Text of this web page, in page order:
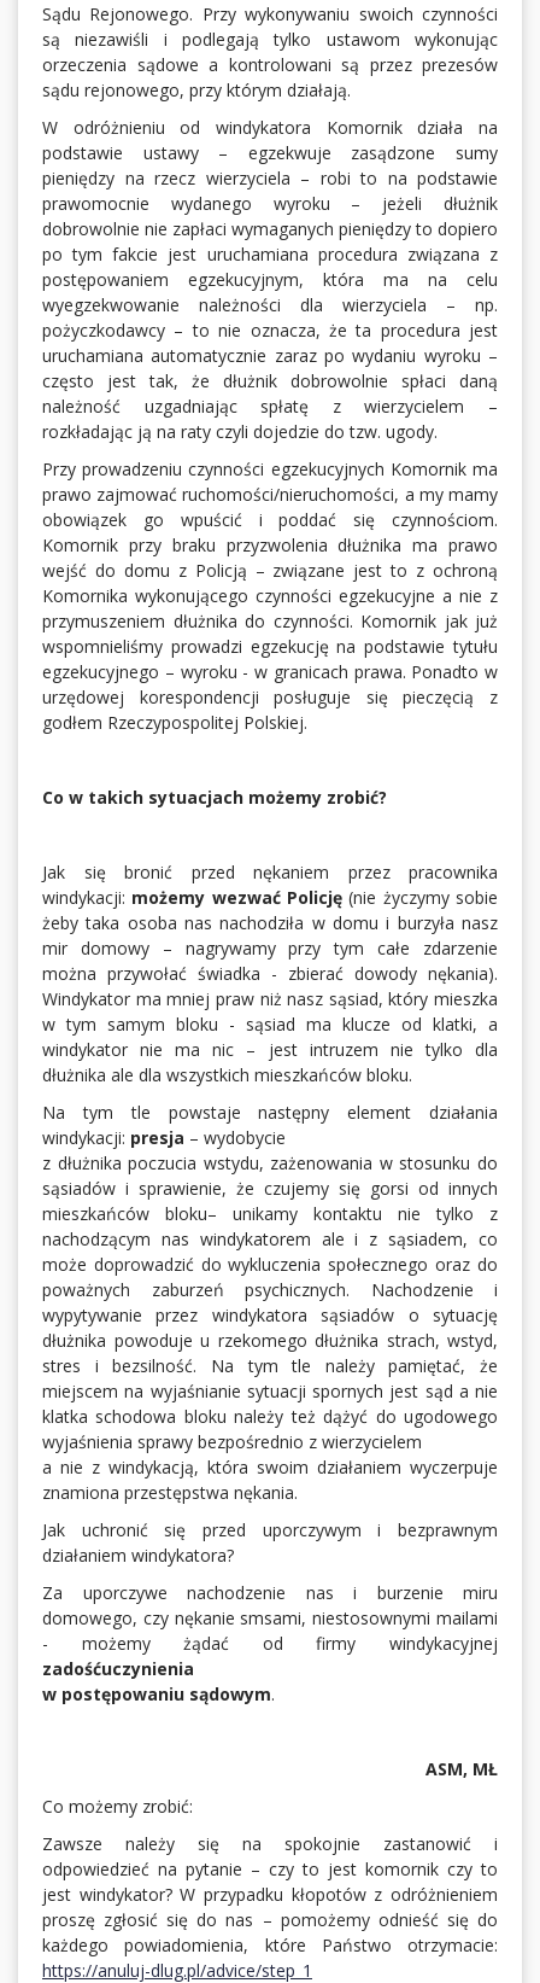
Sądu Rejonowego. Przy wykonywaniu swoich czynności
są niezawiśli i podlegają tylko ustawom wykonując
orzeczenia sądowe a kontrolowani są przez prezesów
sądu rejonowego, przy którym działają.
W odróżnieniu od windykatora Komornik działa na
podstawie ustawy – egzekwuje zasądzone sumy
pieniędzy na rzecz wierzyciela – robi to na podstawie
prawomocnie wydanego wyroku – jeżeli dłużnik
dobrowolnie nie zapłaci wymaganych pieniędzy to dopiero
po tym fakcie jest uruchamiana procedura związana z
postępowaniem egzekucyjnym, która ma na celu
wyegzekwowanie należności dla wierzyciela – np.
pożyczkodawcy – to nie oznacza, że ta procedura jest
uruchamiana automatycznie zaraz po wydaniu wyroku –
często jest tak, że dłużnik dobrowolnie spłaci daną
należność uzgadniając spłatę z wierzycielem –
rozkładając ją na raty czyli dojedzie do tzw. ugody.
Przy prowadzeniu czynności egzekucyjnych Komornik ma
prawo zajmować ruchomości/nieruchomości, a my mamy
obowiązek go wpuścić i poddać się czynnościom.
Komornik przy braku przyzwolenia dłużnika ma prawo
wejść do domu z Policją – związane jest to z ochroną
Komornika wykonującego czynności egzekucyjne a nie z
przymuszeniem dłużnika do czynności. Komornik jak już
wspomnieliśmy prowadzi egzekucję na podstawie tytułu
egzekucyjnego – wyroku - w granicach prawa. Ponadto w
urzędowej korespondencji posługuje się pieczęcią z
godłem Rzeczypospolitej Polskiej.
Co w takich sytuacjach możemy zrobić?
Jak się bronić przed nękaniem przez pracownika
windykacji: możemy wezwać Policję (nie życzymy sobie
żeby taka osoba nas nachodziła w domu i burzyła nasz
mir domowy – nagrywamy przy tym całe zdarzenie
można przywołać świadka - zbierać dowody nękania).
Windykator ma mniej praw niż nasz sąsiad, który mieszka
w tym samym bloku - sąsiad ma klucze od klatki, a
windykator nie ma nic – jest intruzem nie tylko dla
dłużnika ale dla wszystkich mieszkańców bloku.
Na tym tle powstaje następny element działania
windykacji: presja – wydobycie
z dłużnika poczucia wstydu, zażenowania w stosunku do
sąsiadów i sprawienie, że czujemy się gorsi od innych
mieszkańców bloku– unikamy kontaktu nie tylko z
nachodzącym nas windykatorem ale i z sąsiadem, co
może doprowadzić do wykluczenia społecznego oraz do
poważnych zaburzeń psychicznych. Nachodzenie i
wypytywanie przez windykatora sąsiadów o sytuację
dłużnika powoduje u rzekomego dłużnika strach, wstyd,
stres i bezsilność. Na tym tle należy pamiętać, że
miejscem na wyjaśnianie sytuacji spornych jest sąd a nie
klatka schodowa bloku należy też dążyć do ugodowego
wyjaśnienia sprawy bezpośrednio z wierzycielem
a nie z windykacją, która swoim działaniem wyczerpuje
znamiona przestępstwa nękania.
Jak uchronić się przed uporczywym i bezprawnym
działaniem windykatora?
Za uporczywe nachodzenie nas i burzenie miru
domowego, czy nękanie smsami, niestosownymi mailami
- możemy żądać od firmy windykacyjnej
zadośćuczynienia
w postępowaniu sądowym.
ASM, MŁ
Co możemy zrobić:
Zawsze należy się na spokojnie zastanowić i
odpowiedzieć na pytanie – czy to jest komornik czy to
jest windykator? W przypadku kłopotów z odróżnieniem
proszę zgłosić się do nas – pomożemy odnieść się do
każdego powiadomienia, które Państwo otrzymacie:
https://anuluj-dlug.pl/advice/step_1